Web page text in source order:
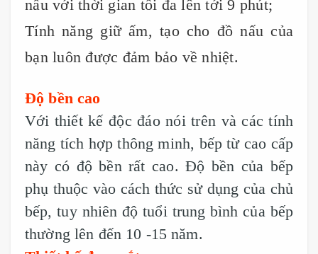
nấu với thời gian tối đa lên tới 9 phút;
Tính năng giữ ấm, tạo cho đồ nấu của
bạn luôn được đảm bảo về nhiệt.
Độ bền cao
Với thiết kế độc đáo nói trên và các tính
năng tích hợp thông minh, bếp từ cao cấp
này có độ bền rất cao. Độ bền của bếp
phụ thuộc vào cách thức sử dụng của chủ
bếp, tuy nhiên độ tuổi trung bình của bếp
thường lên đến 10 -15 năm.